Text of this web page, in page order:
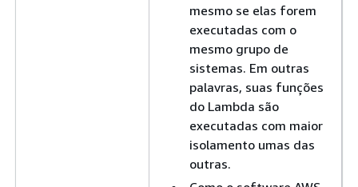
mesmo se elas forem
executadas com o
mesmo grupo de
sistemas. Em outras
palavras, suas funções
do Lambda são
executadas com maior
isolamento umas das
outras.